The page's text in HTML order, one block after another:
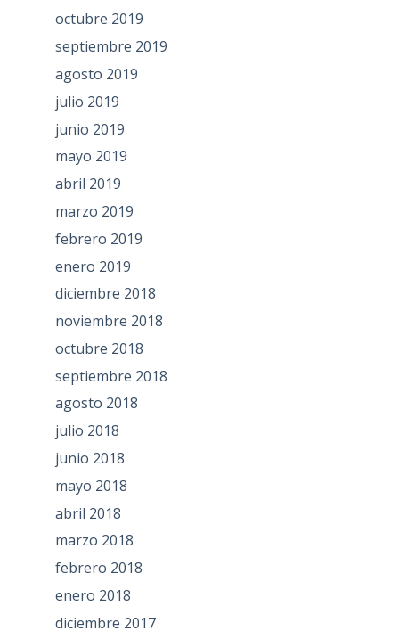
octubre 2019
septiembre 2019
agosto 2019
julio 2019
junio 2019
mayo 2019
abril 2019
marzo 2019
febrero 2019
enero 2019
diciembre 2018
noviembre 2018
octubre 2018
septiembre 2018
agosto 2018
julio 2018
junio 2018
mayo 2018
abril 2018
marzo 2018
febrero 2018
enero 2018
diciembre 2017